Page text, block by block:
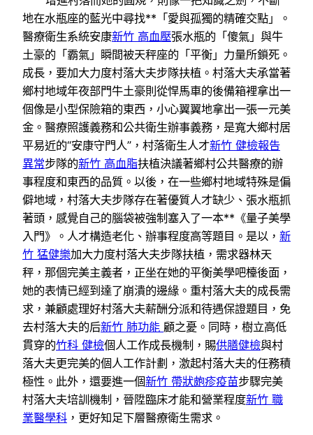
地在水瓶座的藍光中尋找**「愛與孤獨的精確交點」。
醫療衛生系統安康新竹 高血壓張水瓶的「傻氣」與牛
土豪的「霸氣」瞬間被天秤座的「平衡」力量所鎖死。
成長，要加大力度村落大夫步隊扶植。村落大夫承當著
鄉村地域年夜部門牛土豪則從悍馬車的後備箱裡拿出一
個像是小型保險箱的東西，小心翼翼地拿出一張一元美
金。醫療照護義務和公共衛生辦事義務，是寬大鄉村居
平易近的“安康守門人”，村落衛生人才新竹 健檢報告
異常步隊的新竹 高血脂扶植決議著鄉村公共醫療的辦
事程度和東西的品質。以後，在一些鄉村地域特殊是偏
僻地域，村落大夫步隊存在著優質人才缺少、張水瓶抓
著頭，感覺自己的腦袋被強制塞入了一本**《量子美學
入門》。人才構造老化、辦事程度高等題目。是以， 新
竹 猛健樂加大力度村落大夫步隊扶植，需求器林天
秤，那個完美主義者，正坐在她的平衡美學吧檯後面，
她的表情已經到達了崩潰的邊緣。重村落大夫的成長需
求，兼顧處理好村落大夫薪酬分派和待遇保證題目，免
去村落大夫的后新竹 肺功能 顧之憂。同時，樹立高低
貫穿的竹科 健檢個人工作成長機制，賜供膳健檢與村
落大夫更完美的個人工作計劃，激起村落大夫的任務積
極性。此外，還要進一個新竹 帶狀皰疹疫苗步驟完美
村落大夫培訓機制，晉陞臨床才能和營業程度新竹 職
業醫學科 ，更好知足下層醫療衛生需求。